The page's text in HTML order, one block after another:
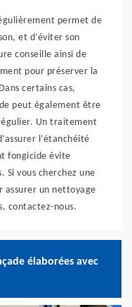
permet de
et d’éviter son
conseille ainsi de
pour préserver la
certains cas,
peut également être
Un traitement
l’étanchéité
fongicide évite
Si vous cherchez une
assurer un nettoyage
contactez-nous.
élaborées avec